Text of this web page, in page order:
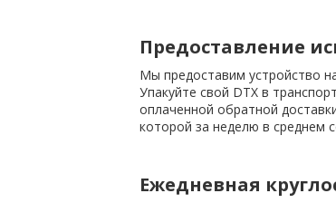
Предоставление
Мы предоставим устройство
Упакуйте свой DTX в
оплаченной обратной
которой за неделю в среднем
Ежедневная